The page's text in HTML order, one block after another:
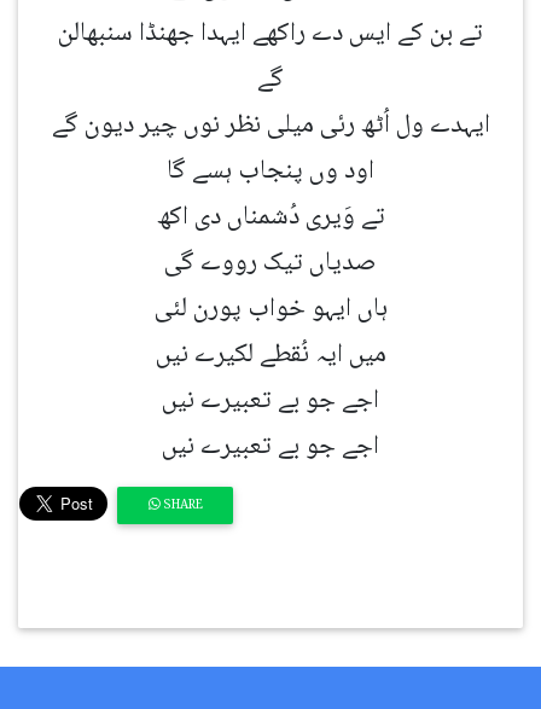
تے بن کے ایس دے راکھے ایہدا جھنڈا سنبھالن
گے
ایہدے ول اُٹھ رئی میلی نظر نوں چیر دیون گے
اود وں پنجاب ہسے گا
تے وَیری دُشمناں دی اکھ
صدیاں تیک رووے گی
ہاں ایہو خواب پورن لئی
میں ایہ نُقطے لکیرے نیں
اجے جو بے تعبیرے نیں
اجے جو بے تعبیرے نیں
SHARE